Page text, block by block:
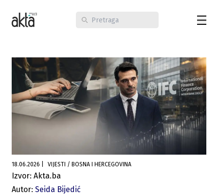
18.06.2026 VIJESTI / BOSNA I HERCEGOVINA
Izvor: Akta.ba
Autor: Seida Bijedić